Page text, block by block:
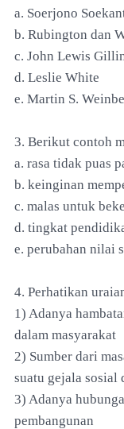
a. Soerjono
b. Rubington dan
c. John Lewis
d. Leslie White
e. Martin S.
3. Berikut contoh
a. rasa tidak puas
b. keinginan
c. malas untuk
d. tingkat
e. perubahan nilai
4. Perhatikan
1) Adanya
dalam masyarakat
2) Sumber dari
suatu gejala sosial
3) Adanya
pembangunan